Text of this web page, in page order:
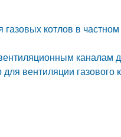
котлов в
каналам
вентиляции газового